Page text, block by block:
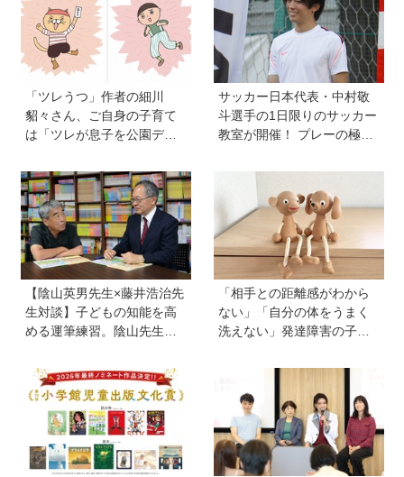
「ツレうつ」作者の細川
貂々さん、ご自身の子育て
は「ツレが息子を公園デビ
いた」ーー初の創作絵本
「タネがひとつぶ」は幼か
った息子さんと共作した思
い出のストーリー
サッカー日本代表・中村敬
斗選手の1日限りのサッカー
教室が開催！ プレーの極意
学びと笑顔あふれる大盛況
イベントを詳しくレポ
【陰山英男先生×藤井浩治先
生対談】子どもの知能を高
める運筆練習。陰山先生が
ルできるようになれば、文
字を覚えることなんて簡
単！」という理由は？
「相手との距離感がわから
ない」「自分の体をうまく
洗えない」発達障害の子ど
と・性教育のポイントは？
ール』著者に聞いた】